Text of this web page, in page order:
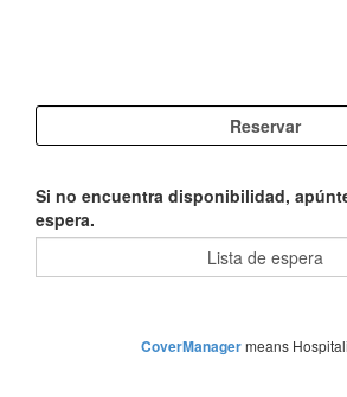
Si no encuentra disponibilidad,
espera.
CoverManagermeans